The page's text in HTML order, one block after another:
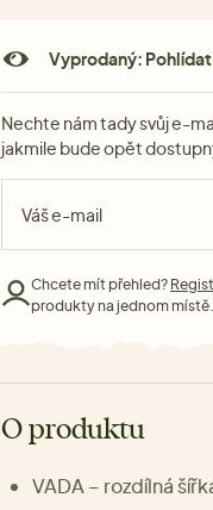
Vyprodaný:
Nechte nám tady svůj e-
jakmile bude opět
Chcete mít přehled?
produkty na jednom místě.
O produktu
VADA – rozdílná